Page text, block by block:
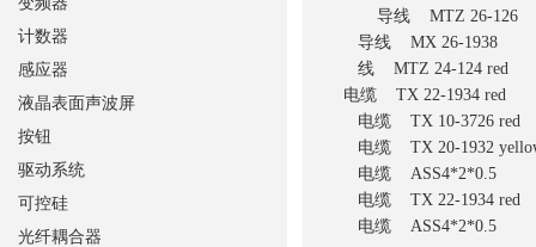
导线 MTZ 26-126
导线 MX 26-1938
线 MTZ 24-124 red
电缆 TX 22-1934 red
电缆 TX 10-3726 red
电缆 TX 20-1932
电缆 ASS4*2*0.5
电缆 TX 22-1934 red
电缆 ASS4*2*0.5
计数器
感应器
液晶表面声波屏
按钮
驱动系统
可控硅
光纤耦合器